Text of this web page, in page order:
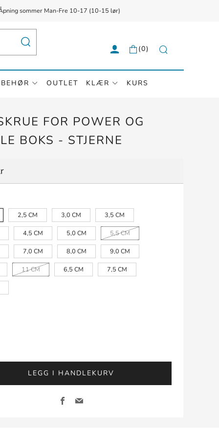
sommer Man-Fre 10-17 (10-15 lør)
Søk
OUTLET KLÆR KURS
(0)
FOR POWER OG
BOKS - STJERNE
2,5 CM 3,0 CM 3,5 CM
4,5 CM 5,0 CM 5,5 CM
7,0 CM 8,0 CM 9,0 CM
11 CM 6,5 CM 7,5 CM
LEGG I HANDLEKURV
Facebook
Email
{{currency}}{{discount}} undefined